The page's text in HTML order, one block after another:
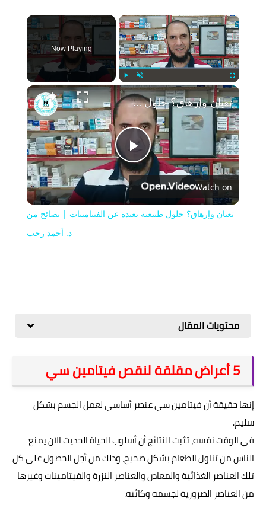
×
Play Unmute Fullscreen
Now Playing
Play
Video
تعبان وإرهاق؟ حلول طبيعية بعيدة عن الفيتامينات | نصائح من د. أحمد رجب
Watch on
تعبان وإرهاق؟ حلول طبيعية بعيدة عن الفيتامينات | نصائح من
د. أحمد رجب
محتويات المقال
5 أعراض مقلقة لنقص فيتامين سي
إنها حقيقة أن فيتامين سي عنصر أساسي لعمل الجسم بشكل
سليم.
في الوقت نفسه، تثبت النتائج أن أسلوب الحياة الحديث الآن يمنع
الناس من تناول الطعام بشكل صحيح، وذلك من أجل الحصول على كل
تلك العناصر الغذائية والمعادن والعناصر النزرة والفيتامينات وغيرها
من العناصر الضرورية لجسمه وكائنه.